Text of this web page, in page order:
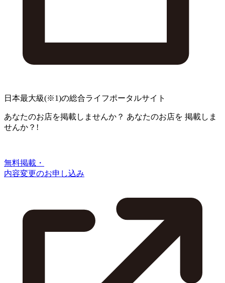
日本最大級(※1)の総合ライフポータルサイト
あなたのお店を掲載しませんか？ あなたのお店を 掲載しま
せんか？!
無料掲載・
内容変更のお申し込み